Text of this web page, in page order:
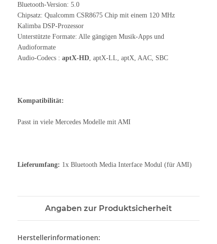
Bluetooth-Version: 5.0
Chipsatz: Qualcomm CSR8675 Chip mit einem 120 MHz
Kalimba DSP-Prozessor
Unterstützte Formate: Alle gängigen Musik-Apps und
Audioformate
Audio-Codecs : aptX-HD, aptX-LL, aptX, AAC, SBC
Kompatibilität:
Passt in viele Mercedes Modelle mit AMI
Lieferumfang: 1x Bluetooth Media Interface Modul (für AMI)
Angaben zur Produktsicherheit
Herstellerinformationen: